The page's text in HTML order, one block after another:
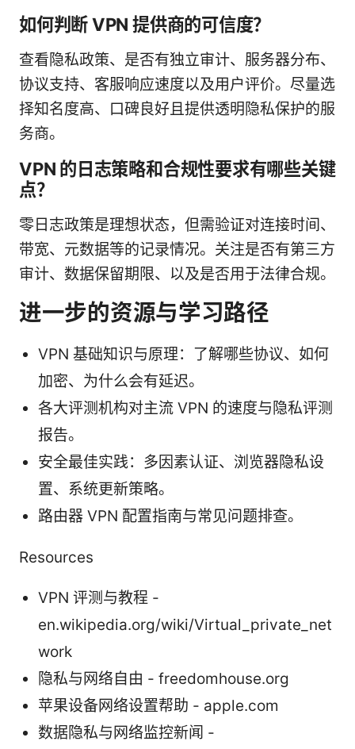
如何判断 VPN 提供商的可信度？
查看隐私政策、是否有独立审计、服务器分布、
协议支持、客服响应速度以及用户评价。尽量选
择知名度高、口碑良好且提供透明隐私保护的服
务商。
VPN 的日志策略和合规性要求有哪些关键
点？
零日志政策是理想状态，但需验证对连接时间、
带宽、元数据等的记录情况。关注是否有第三方
审计、数据保留期限、以及是否用于法律合规。
进一步的资源与学习路径
VPN 基础知识与原理：了解哪些协议、如何
加密、为什么会有延迟。
各大评测机构对主流 VPN 的速度与隐私评测
报告。
安全最佳实践：多因素认证、浏览器隐私设
置、系统更新策略。
路由器 VPN 配置指南与常见问题排查。
Resources
VPN 评测与教程 -
en.wikipedia.org/wiki/Virtual_private_net
work
隐私与网络自由 - freedomhouse.org
苹果设备网络设置帮助 - apple.com
数据隐私与网络监控新闻 -